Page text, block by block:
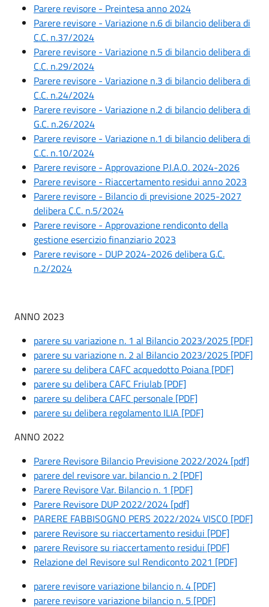
Parere revisore - Preintesa anno 2024
Parere revisore - Variazione n.6 di bilancio delibera di
C.C. n.37/2024
Parere revisore - Variazione n.5 di bilancio delibera di
C.C. n.29/2024
Parere revisore - Variazione n.3 di bilancio delibera di
C.C. n.24/2024
Parere revisore - Variazione n.2 di bilancio delibera di
G.C. n.26/2024
Parere revisore - Variazione n.1 di bilancio delibera di
C.C. n.10/2024
Parere revisore - Approvazione P.I.A.O. 2024-2026
Parere revisore - Riaccertamento residui anno 2023
Parere revisore - Bilancio di previsione 2025-2027
delibera C.C. n.5/2024
Parere revisore - Approvazione rendiconto della
gestione esercizio finanziario 2023
Parere revisore - DUP 2024-2026 delibera G.C.
n.2/2024
ANNO 2023
parere su variazione n. 1 al Bilancio 2023/2025 [PDF]
parere su variazione n. 2 al Bilancio 2023/2025 [PDF]
parere su delibera CAFC acquedotto Poiana [PDF]
parere su delibera CAFC Friulab [PDF]
parere su delibera CAFC personale [PDF]
parere su delibera regolamento ILIA [PDF]
ANNO 2022
Parere Revisore Bilancio Previsione 2022/2024 [pdf]
parere del revisore var. bilancio n. 2 [PDF]
Parere Revisore Var. Bilancio n. 1 [PDF]
Parere Revisore DUP 2022/2024 [pdf]
PARERE FABBISOGNO PERS 2022/2024 VISCO [PDF]
parere Revisore su riaccertamento residui [PDF]
parere Revisore su riaccertamento residui [PDF]
Relazione del Revisore sul Rendiconto 2021 [PDF]
parere revisore variazione bilancio n. 4 [PDF]
parere revisore variazione bilancio n. 5 [PDF]